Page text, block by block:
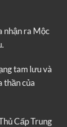
nhận ra Mộc
tam lưu và
thần của
Cấp Trung